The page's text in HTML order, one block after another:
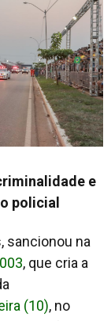
e
policial
sancionou na
, que cria a
(10), no